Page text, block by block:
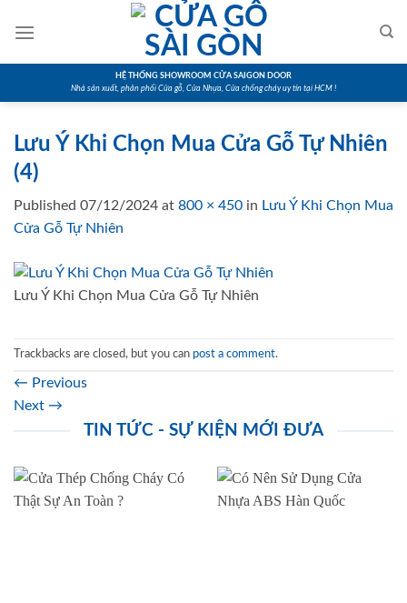
HỆ THỐNG SHOWROOM CỬA SAIGON DOOR
Nhà sản xuất, phân phối Cửa gỗ, Cửa Nhựa, Cửa chống cháy uy tín tại HCM !
Lưu Ý Khi Chọn Mua Cửa Gỗ Tự Nhiên
(4)
Published 07/12/2024 at 800 × 450 in Lưu Ý Khi Chọn Mua
Cửa Gỗ Tự Nhiên
Lưu Ý Khi Chọn Mua Cửa Gỗ Tự Nhiên
Trackbacks are closed, but you can post a comment.
← Previous
Next →
TIN TỨC - SỰ KIỆN MỚI ĐƯA